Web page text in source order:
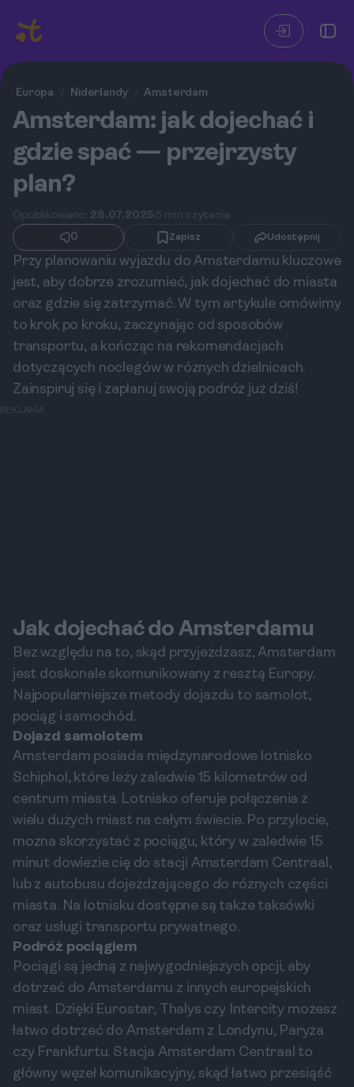
Europa / Niderlandy / Amsterdam
Amsterdam: jak dojechać i
gdzie spać — przejrzysty
plan?
Opublikowano: 28.07.2025 5 min czytania
0
Zapisz Udostępnij
Przy planowaniu wyjazdu do Amsterdamu kluczowe
jest, aby dobrze zrozumieć, jak dojechać do miasta
oraz gdzie się zatrzymać. W tym artykule omówimy
to krok po kroku, zaczynając od sposobów
transportu, a kończąc na rekomendacjach
dotyczących noclegów w różnych dzielnicach.
Zainspiruj się i zaplanuj swoją podróż już dziś!
REKLAMA
Jak dojechać do Amsterdamu
Bez względu na to, skąd przyjeżdżasz, Amsterdam
jest doskonale skomunikowany z resztą Europy.
Najpopularniejsze metody dojazdu to samolot,
pociąg i samochód.
Dojazd samolotem
Amsterdam posiada międzynarodowe lotnisko
Schiphol, które leży zaledwie 15 kilometrów od
centrum miasta. Lotnisko oferuje połączenia z
wielu dużych miast na całym świecie. Po przylocie,
można skorzystać z pociągu, który w zaledwie 15
minut dowiezie cię do stacji Amsterdam Centraal,
lub z autobusu dojeżdżającego do różnych części
miasta. Na lotnisku dostępne są także taksówki
oraz usługi transportu prywatnego.
Podróż pociągiem
Pociągi są jedną z najwygodniejszych opcji, aby
dotrzeć do Amsterdamu z innych europejskich
miast. Dzięki Eurostar, Thalys czy Intercity możesz
łatwo dotrzeć do Amsterdam z Londynu, Paryża
czy Frankfurtu. Stacja Amsterdam Centraal to
główny węzeł komunikacyjny, skąd łatwo przesiąść